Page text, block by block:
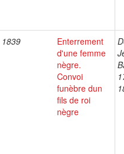
1839
Enterrement
d'une femme
nègre.
Convoi
funèbre dun
fils de roi
nègre